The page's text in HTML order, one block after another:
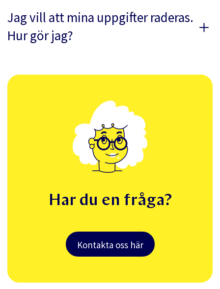
Jag vill att mina uppgifter raderas.
Hur gör jag?
Har du en fråga?
Kontakta oss här